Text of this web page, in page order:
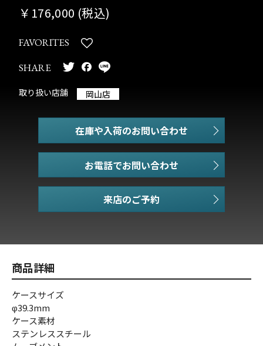
￥176,000 (税込)
FAVORITES
SHARE
取り扱い店舗 岡山店
在庫や入荷のお問い合わせ
お電話でお問い合わせ
商品詳細
ケースサイズ
φ39.3mm
ケース素材
ステンレススチール